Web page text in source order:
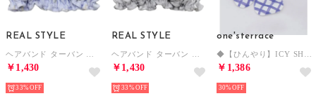
REAL STYLE
￥1,430
33%
REAL STYLE
￥1,430
33%
one'sterrace
￥1,386
30%